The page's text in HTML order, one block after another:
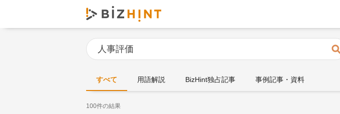
検索
すべて 用語解説 BizHint独占記事 事例記事・資料
100件の結果